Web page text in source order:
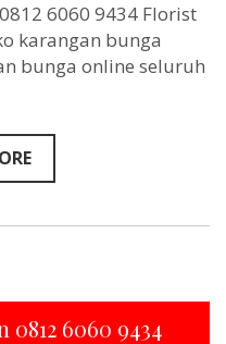
0812
9434
6060 9434 Florist
karangan bunga
bunga online seluruh
0812 6060 9434